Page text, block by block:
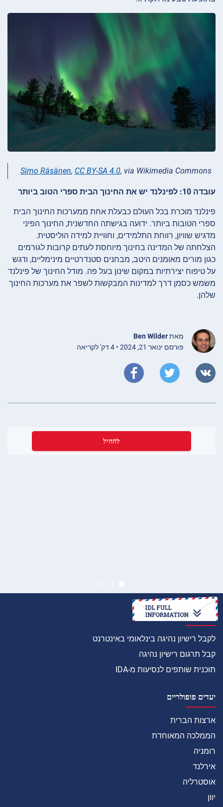
Simo Räsänen, CC BY-SA 4.0, via Wikimedia Commons
עובדה 10: לפינלנד יש את החינוך הבית ספרי הטוב ביותר
פינלנד מוכרת בכל העולם כבעלת אחת ממערכות החינוך הבית
ספרי הטובות ביותר. ידועה בגישתה החדשנית, החינוך הפיני
מדגיש שוויון, רווחת התלמידים, וחוויית למידה הוליסטית.
הצלחתה של המדינה בחינוך מיוחסת לעתים קרובות לגורמים
כגון מורים מאומנים היטב, מבחנים סטנדרטיים מינימליים, ודגש
על טיפוח יצירתיות במקום שינון בעל פה. מודל החינוך של פינלנד
משמש כסמן דרך למדינות המבקשות לשפר את מערכות החינוך
שלהן.
מאתBen Wilder
פורסם ינואר 21, 2024 • 4 דק' לקריאה
להחיל
לקבל רישיון נהיגה בינלאומי באינטרנט
קבל תרגום רישיון נהיגה
תוכנית שותפים לנסיעות מ-IDA
יעדים פופולריים
ארצות הברית
הממלכה המאוחדת
רומניה
אירלנד
אוסטרליה
יוון